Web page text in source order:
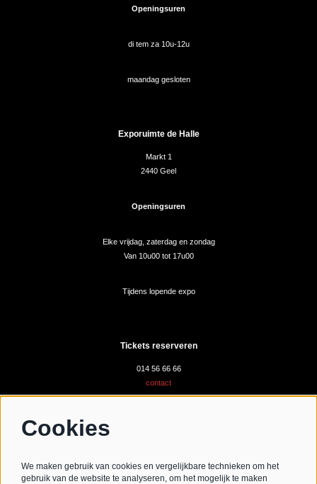
Openingsuren
di tem za 10u-12u
maandag gesloten
Exporuimte de Halle
Markt 1
2440 Geel
Openingsuren
Elke vrijdag, zaterdag en zondag
Van 10u00 tot 17u00
Tijdens lopende expo
Tickets reserveren
014 56 66 66
contact
Cookies
We maken gebruik van cookies en vergelijkbare technieken om het
gebruik van de website te analyseren, om het mogelijk te maken